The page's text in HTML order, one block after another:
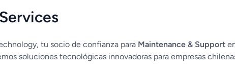
tu socio de confianza para Maintenance & Support
soluciones tecnológicas innovadoras para empresas